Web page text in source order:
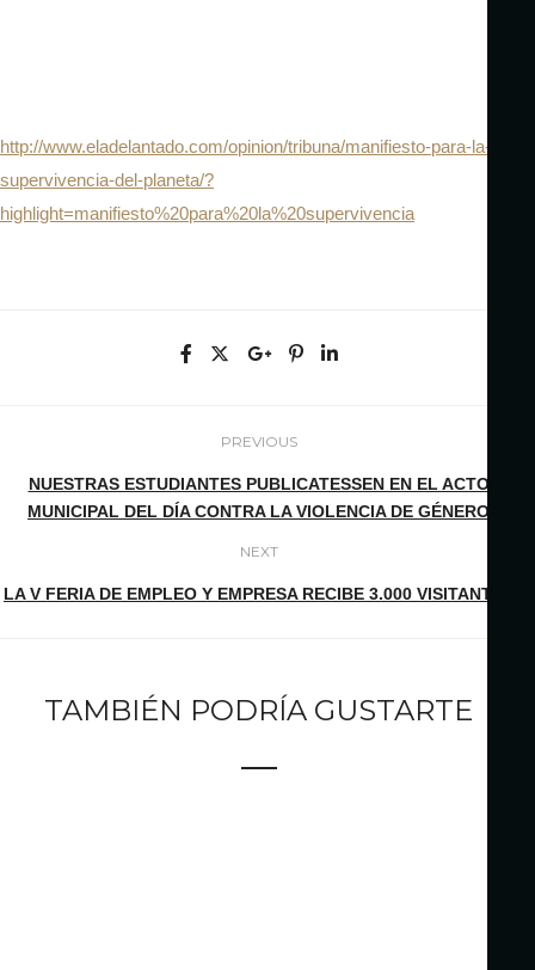
http://www.eladelantado.com/opinion/tribuna/manifiesto-para-la-
supervivencia-del-planeta/?
highlight=manifiesto%20para%20la%20supervivencia
PREVIOUS
NUESTRAS ESTUDIANTES PUBLICATESSEN EN EL ACTO
MUNICIPAL DEL DÍA CONTRA LA VIOLENCIA DE GÉNERO
NEXT
LA V FERIA DE EMPLEO Y EMPRESA RECIBE 3.000 VISITANTES
TAMBIÉN PODRÍA GUSTARTE